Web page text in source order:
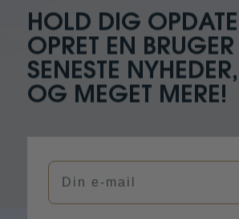
HOLD DIG
OPRET EN
SENESTE
OG MEGET MERE!
Din e-mail